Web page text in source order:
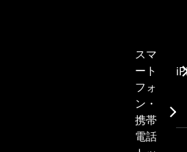
スマ
ート
フォ
ン・
携帯
電話